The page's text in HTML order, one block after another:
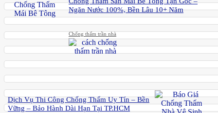
Ngăn Nước 100%, Bền Lâu 10+ Năm
Chống thấm trần nhà
Dịch Vụ Thi Công Chống Thấm Uy Tín – Bền
Vững – Bảo Hành Dài Hạn Tại TP.HCM